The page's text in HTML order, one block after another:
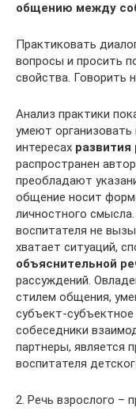
общению между
Практиковать
вопросы и просить
свойства. Говорить
Анализ практики
умеют
интересах развития
распространен
преобладают
общение носит
личностного
воспитателя не
хватает ситуаций,
объяснительной
рассуждений.
стилем общения,
субъект-
собеседники
партнеры, является
воспитателя
2. Речь взрослого –